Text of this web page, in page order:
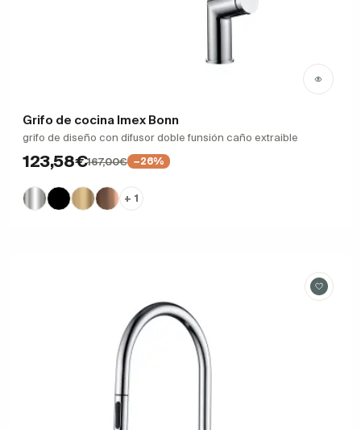
Grifo de cocina Imex Bonn
grifo de diseño con difusor doble funsión caño extraible
123,58€167,00€ −26%
+ 1